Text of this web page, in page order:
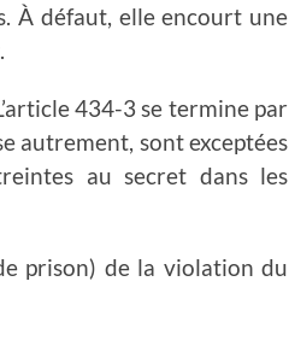
À défaut, elle encourt une
434-3 se termine par
autrement, sont exceptées
au secret dans les
prison) de la violation du